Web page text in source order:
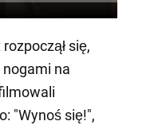
się,
nogami na
"Wynoś się!",